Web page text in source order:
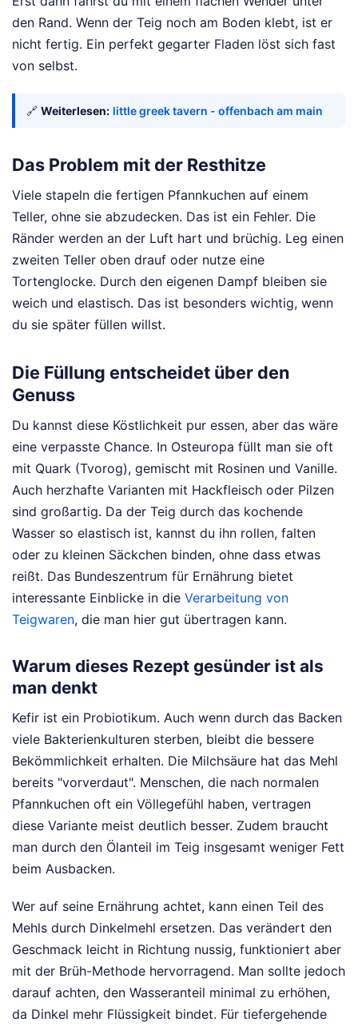
den Rand. Wenn der Teig noch am Boden klebt, ist er
nicht fertig. Ein perfekt gegarter Fladen löst sich fast
von selbst.
🔗 Weiterlesen: little greek tavern - offenbach am main
Das Problem mit der Resthitze
Viele stapeln die fertigen Pfannkuchen auf einem
Teller, ohne sie abzudecken. Das ist ein Fehler. Die
Ränder werden an der Luft hart und brüchig. Leg einen
zweiten Teller oben drauf oder nutze eine
Tortenglocke. Durch den eigenen Dampf bleiben sie
weich und elastisch. Das ist besonders wichtig, wenn
du sie später füllen willst.
Die Füllung entscheidet über den
Genuss
Du kannst diese Köstlichkeit pur essen, aber das wäre
eine verpasste Chance. In Osteuropa füllt man sie oft
mit Quark (Tvorog), gemischt mit Rosinen und Vanille.
Auch herzhafte Varianten mit Hackfleisch oder Pilzen
sind großartig. Da der Teig durch das kochende
Wasser so elastisch ist, kannst du ihn rollen, falten
oder zu kleinen Säckchen binden, ohne dass etwas
reißt. Das Bundeszentrum für Ernährung bietet
interessante Einblicke in die Verarbeitung von
Teigwaren, die man hier gut übertragen kann.
Warum dieses Rezept gesünder ist als
man denkt
Kefir ist ein Probiotikum. Auch wenn durch das Backen
viele Bakterienkulturen sterben, bleibt die bessere
Bekömmlichkeit erhalten. Die Milchsäure hat das Mehl
bereits "vorverdaut". Menschen, die nach normalen
Pfannkuchen oft ein Völlegefühl haben, vertragen
diese Variante meist deutlich besser. Zudem braucht
man durch den Ölanteil im Teig insgesamt weniger Fett
beim Ausbacken.
Wer auf seine Ernährung achtet, kann einen Teil des
Mehls durch Dinkelmehl ersetzen. Das verändert den
Geschmack leicht in Richtung nussig, funktioniert aber
mit der Brüh-Methode hervorragend. Man sollte jedoch
darauf achten, den Wasseranteil minimal zu erhöhen,
da Dinkel mehr Flüssigkeit bindet. Für tiefergehende